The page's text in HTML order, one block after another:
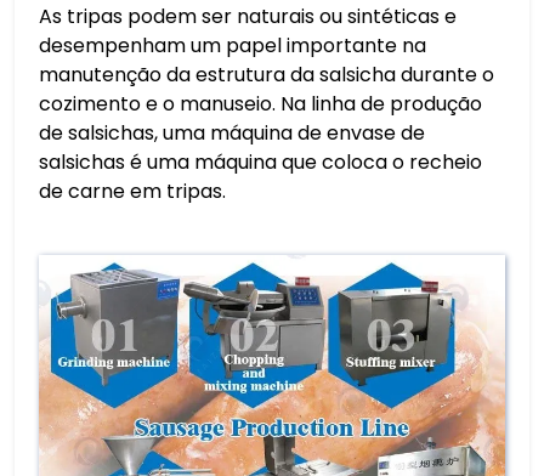
As tripas podem ser naturais ou sintéticas e
desempenham um papel importante na
manutenção da estrutura da salsicha durante o
cozimento e o manuseio. Na linha de produção
de salsichas, uma máquina de envase de
salsichas é uma máquina que coloca o recheio
de carne em tripas.